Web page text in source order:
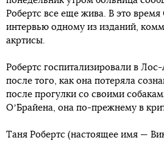
Робертс все еще жива. В это время
интервью одному из изданий,
акртисы.
Робертс госпитализировали в
после того, как она потеряла
после прогулки со своими
ОʼБрайена, она по-прежнему в
Таня Робертс (настоящее имя —